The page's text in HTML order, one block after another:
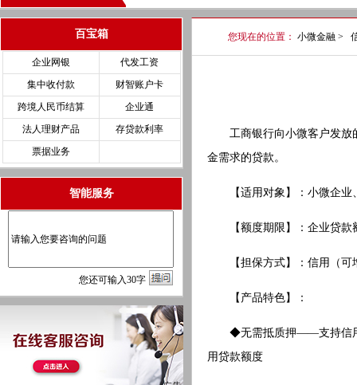
百宝箱
企业网银
代发工资
集中收付款
财智账户卡
跨境人民币结算
企业通
法人理财产品
存贷款利率
票据业务
智能服务
您还可输入30字
您现在的位置： 小微金融 >
工商银行向小微客户发放的
金需求的贷款。
【适用对象】：小微企业
【额度期限】：企业贷款额
【担保方式】：信用（可
【产品特色】：
◆无需抵质押——支持信用方
用贷款额度